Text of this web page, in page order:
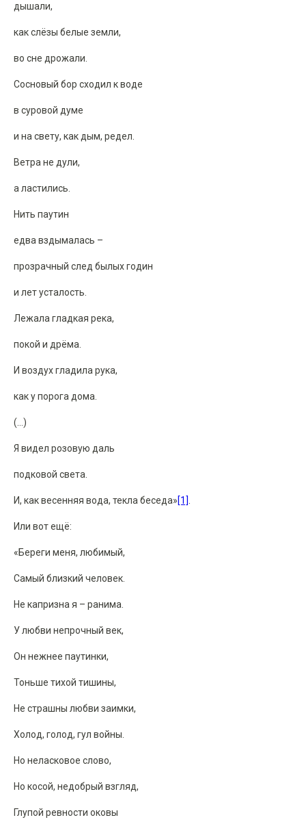
дышали,
как слёзы белые земли,
во сне дрожали.
Сосновый бор сходил к воде
в суровой думе
и на свету, как дым, редел.
Ветра не дули,
а ластились.
Нить паутин
едва вздымалась –
прозрачный след былых годин
и лет усталость.
Лежала гладкая река,
покой и дрёма.
И воздух гладила рука,
как у порога дома.
(...)
Я видел розовую даль
подковой света.
И, как весенняя вода, текла беседа»[1].
Или вот ещё:
«Береги меня, любимый,
Самый близкий человек.
Не капризна я – ранима.
У любви непрочный век,
Он нежнее паутинки,
Тоньше тихой тишины,
Не страшны любви заимки,
Холод, голод, гул войны.
Но неласковое слово,
Но косой, недобрый взгляд,
Глупой ревности оковы